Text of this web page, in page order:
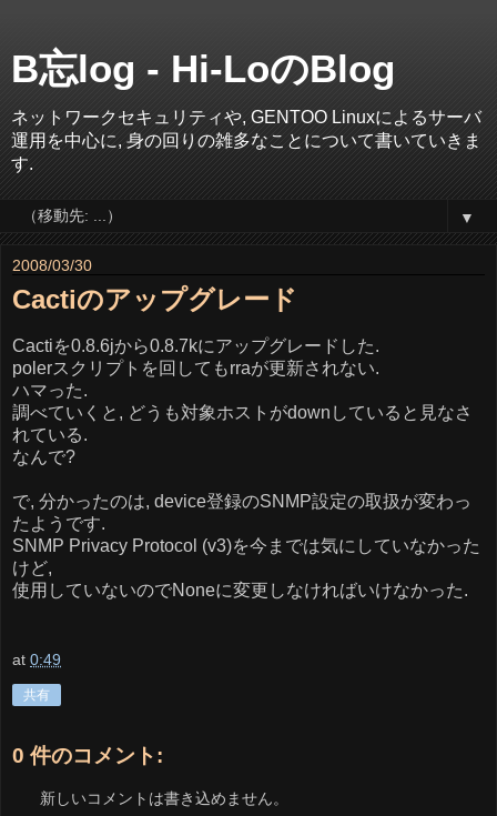
B忘log - Hi-LoのBlog
ネットワークセキュリティや, GENTOO Linuxによるサーバ
運用を中心に, 身の回りの雑多なことについて書いていきま
す.
▼
2008/03/30
Cactiのアップグレード
Cactiを0.8.6jから0.8.7kにアップグレードした.
polerスクリプトを回してもrraが更新されない.
ハマった.
調べていくと, どうも対象ホストがdownしていると見なさ
れている.
なんで?
で, 分かったのは, device登録のSNMP設定の取扱が変わっ
たようです.
SNMP Privacy Protocol (v3)を今までは気にしていなかった
けど,
使用していないのでNoneに変更しなければいけなかった.
at 0:49
共有
0 件のコメント:
新しいコメントは書き込めません。